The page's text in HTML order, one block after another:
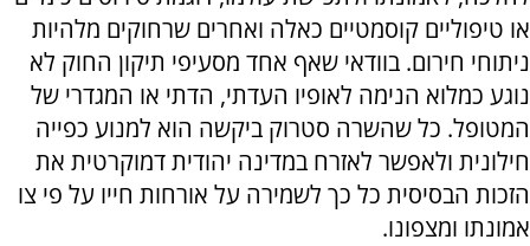
או טיפוליים קוסמטיים כאלה ואחרים שרחוקים מלהיות
ניתוחי חירום. בוודאי שאף אחד מסעיפי תיקון החוק לא
נוגע כמלוא הנימה לאופיו העדתי, הדתי או המגדרי של
המטופל. כל שהשרה סטרוק ביקשה הוא למנוע כפייה
חילונית ולאפשר לאזרח במדינה יהודית דמוקרטית את
הזכות הבסיסית כל כך לשמירה על אורחות חייו על פי צו
אמונתו ומצפונו.